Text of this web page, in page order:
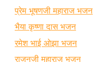
प्रेम भूषणजी महाराज भजन
भैया कृष्णा दास भजन
रमेश भाई ओझा भजन
राजनजी महाराज भजन